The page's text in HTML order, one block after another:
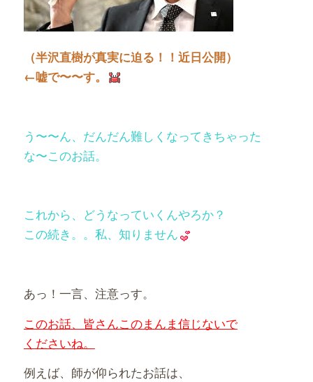
（半沢直樹が真実に迫る！！近日公開）
←嘘で〜〜す。
う〜〜ん、だんだん難しくなってきちゃった
な〜このお話。
これから、どうなっていくんやろか？
この続き。。私、知りません
あっ！一言、注意っす。
このお話、皆さんこのまんま信じないで
くださいね。
例えば、師が仰られたお話は、